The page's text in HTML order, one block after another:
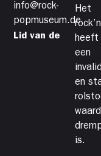
info@rock-
popmuseum.de
Lid van de
Het
heeft
een
en
is.